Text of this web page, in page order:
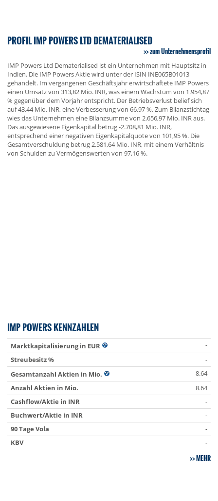
PROFIL IMP POWERS LTD DEMATERIALISED
zum Unternehmensprofil
IMP Powers Ltd Dematerialised ist ein Unternehmen mit Hauptsitz in
Indien. Die IMP Powers Aktie wird unter der ISIN INE065B01013
gehandelt. Im vergangenen Geschäftsjahr erwirtschaftete IMP Powers
einen Umsatz von 313,82 Mio. INR, was einem Wachstum von 1.954,87
% gegenüber dem Vorjahr entspricht. Der Betriebsverlust belief sich
auf 43,44 Mio. INR, eine Verbesserung von 66,97 %. Zum Bilanzstichtag
wies das Unternehmen eine Bilanzsumme von 2.656,97 Mio. INR aus.
Das ausgewiesene Eigenkapital betrug -2.708,81 Mio. INR,
entsprechend einer negativen Eigenkapitalquote von 101,95 %. Die
Gesamtverschuldung betrug 2.581,64 Mio. INR, mit einem Verhältnis
von Schulden zu Vermögenswerten von 97,16 %.
IMP POWERS KENNZAHLEN
Marktkapitalisierung in EUR
-
Streubesitz %
-
Gesamtanzahl Aktien in Mio.
8.64
Anzahl Aktien in Mio.
8.64
Cashflow/Aktie in INR
-
Buchwert/Aktie in INR
-
90 Tage Vola
-
KBV
-
MEHR